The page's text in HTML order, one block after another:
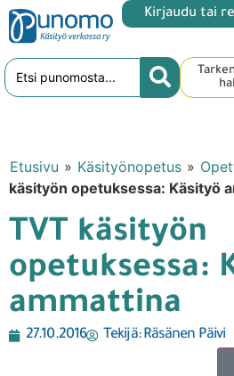
Kirjaudu tai
Etusivu » Käsityönopetus »
käsityön opetuksessa: Käsityö
TVT käsityön
opetuksessa:
ammattina
27.10.2016 Tekijä:Räsänen Päivi